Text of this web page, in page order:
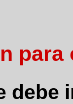
para
debe